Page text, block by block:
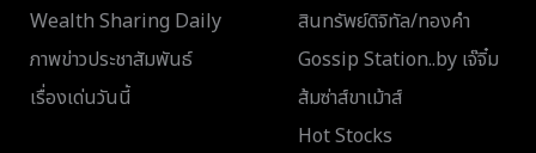
Wealth Sharing Daily
ภาพข่าวประชาสัมพันธ์
เรื่องเด่นวันนี้
สินทรัพย์ดิจิทัล/ทองคำ
Gossip Station..by เจ๊จิ๋ม
ส้มซ่าส์ขาเม้าส์
Hot Stocks